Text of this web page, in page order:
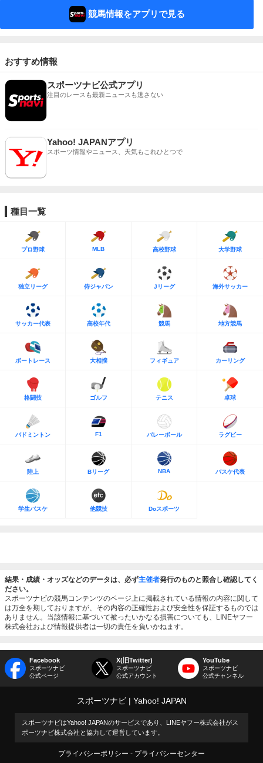
競馬情報をアプリで見る
おすすめ情報
スポーツナビ公式アプリ
注目のレースも最新ニュースも逃さない
Yahoo! JAPANアプリ
スポーツ情報やニュース、天気もこれひとつで
種目一覧
プロ野球 MLB 高校野球 大学野球
独立リーグ 侍ジャパン Jリーグ 海外サッカー
サッカー代表 高校年代 競馬 地方競馬
ボートレース 大相撲 フィギュア カーリング
格闘技 ゴルフ テニス 卓球
バドミントン F1 バレーボール ラグビー
陸上 Bリーグ NBA バスケ代表
学生バスケ 他競技 Doスポーツ
結果・成績・オッズなどのデータは、必ず主催者発行のものと照合し確認してく
ださい。
スポーツナビの競馬コンテンツのページ上に掲載されている情報の内容に関して
は万全を期しておりますが、その内容の正確性および安全性を保証するものでは
ありません。当該情報に基づいて被ったいかなる損害についても、LINEヤフー
株式会社および情報提供者は一切の責任を負いかねます。
Facebook
スポーツナビ
公式ページ
X(旧Twitter)
スポーツナビ
公式アカウント
YouTube
スポーツナビ
公式チャンネル
スポーツナビ Yahoo! JAPAN
スポーツナビはYahoo! JAPANのサービスであり、LINEヤフー株式会社がス
ポーツナビ株式会社と協力して運営しています。
プライバシーポリシー プライバシーセンター